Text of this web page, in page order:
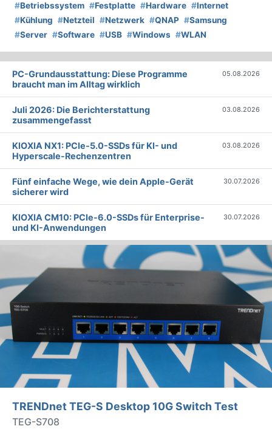
#Betriebssystem #Festplatte #Hardware #Internet
#Kühlung #Netzteil #Netzwerk #QNAP #Samsung
#Server #Software #USB #Windows #WLAN
PC-Grundausstattung: Diese Programme
braucht man im Alltag wirklich
05.08.2026
Juli 2026: Die Bericht­erstattung
zusammengefasst
03.08.2026
KIOXIA NX1: PCIe-5.0-SSDs für KI- und
Hyperscale-Rechenzentren
03.08.2026
Fünf einfache Wege, wie dein Apple-Gerät
sicherer wird
30.07.2026
KIOXIA CM10: PCIe-6.0-SSDs für Enterprise-
und KI-Anwendungen
30.07.2026
TRENDnet TEG-S Desktop 10G Switch Test
TEG-S708